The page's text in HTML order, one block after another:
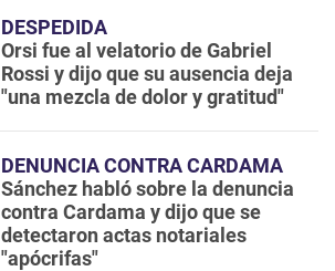
DESPEDIDA
Orsi fue al velatorio de Gabriel
Rossi y dijo que su ausencia deja
"una mezcla de dolor y gratitud"
DENUNCIA CONTRA CARDAMA
Sánchez habló sobre la denuncia
contra Cardama y dijo que se
detectaron actas notariales
"apócrifas"